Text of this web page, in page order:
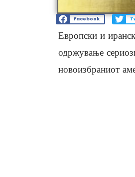
Facebook
Европски и
одржување
новоизбраниот